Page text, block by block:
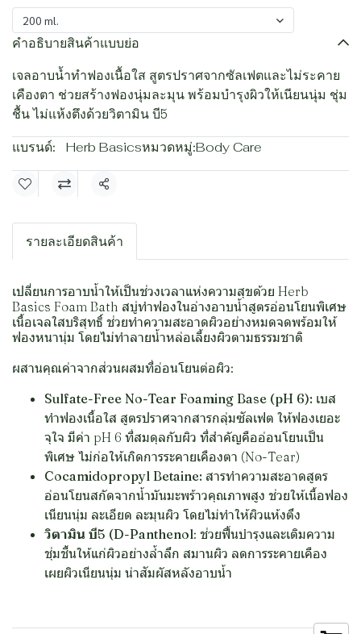
200 ml.
คำอธิบายสินค้าแบบย่อ
เจลอาบน้ำทำฟองเนื้อใส สูตรปราศจากซัลเฟตและไม่ระคาย
เคืองตา ช่วยสร้างฟองนุ่มละมุน พร้อมบำรุงผิวให้เนียนนุ่ม ชุ่ม
ชื้น ไม่แห้งตึงด้วยวิตามิน บี5
แบรนด์: Herb Basicsหมวดหมู่:Body Care
แชร์
รายละเอียดสินค้า
เปลี่ยนการอาบน้ำให้เป็นช่วงเวลาแห่งความสุขด้วย Herb
Basics Foam Bath สบู่ทำฟองในอ่างอาบน้ำสูตรอ่อนโยนพิเศษ
เนื้อเจลใสบริสุทธิ์ ช่วยทำความสะอาดผิวอย่างหมดจดพร้อมให้
ฟองหนานุ่ม โดยไม่ทำลายน้ำหล่อเลี้ยงผิวตามธรรมชาติ
ผสานคุณค่าจากส่วนผสมที่อ่อนโยนต่อผิว:
Sulfate-Free No-Tear Foaming Base (pH 6): เบส
ทำฟองเนื้อใส สูตรปราศจากสารกลุ่มซัลเฟต ให้ฟองเยอะ
จุใจ มีค่า pH 6 ที่สมดุลกับผิว ที่สำคัญคืออ่อนโยนเป็น
พิเศษ ไม่ก่อให้เกิดการระคายเคืองตา (No-Tear)
Cocamidopropyl Betaine: สารทำความสะอาดสูตร
อ่อนโยนสกัดจากน้ำมันมะพร้าวคุณภาพสูง ช่วยให้เนื้อฟอง
เนียนนุ่ม ละเอียด ละมุนผิว โดยไม่ทำให้ผิวแห้งตึง
วิตามิน บี5 (D-Panthenol: ช่วยฟื้นบำรุงและเติมความ
ชุ่มชื้นให้แก่ผิวอย่างล้ำลึก สมานผิว ลดการระคายเคือง
เผยผิวเนียนนุ่ม น่าสัมผัสหลังอาบน้ำ